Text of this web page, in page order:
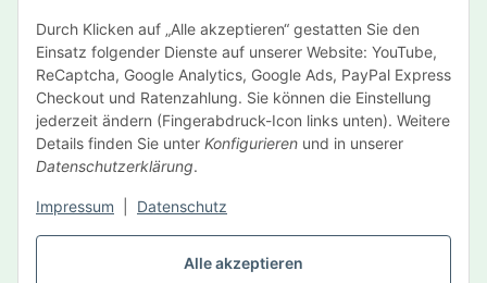
Alle akzeptieren
Durch Klicken auf „Alle akzeptieren“ gestatten Sie den
Einsatz folgender Dienste auf unserer Website: YouTube,
ReCaptcha, Google Analytics, Google Ads, PayPal Express
Checkout und Ratenzahlung. Sie können die Einstellung
jederzeit ändern (Fingerabdruck-Icon links unten). Weitere
Details finden Sie unter Konfigurieren und in unserer
Datenschutzerklärung.
Impressum Datenschutz
Informationen
Gesetzliche Informationen
Hersteller
Vertrag widerrufen